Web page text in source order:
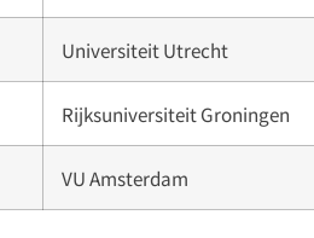
Universiteit Utrecht
Rijksuniversiteit Groningen
VU Amsterdam